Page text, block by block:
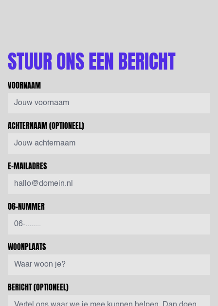
STUUR ONS EEN BERICHT
VOORNAAM
ACHTERNAAM(OPTIONEEL)
E-MAILADRES
06-NUMMER
WOONPLAATS
BERICHT(OPTIONEEL)